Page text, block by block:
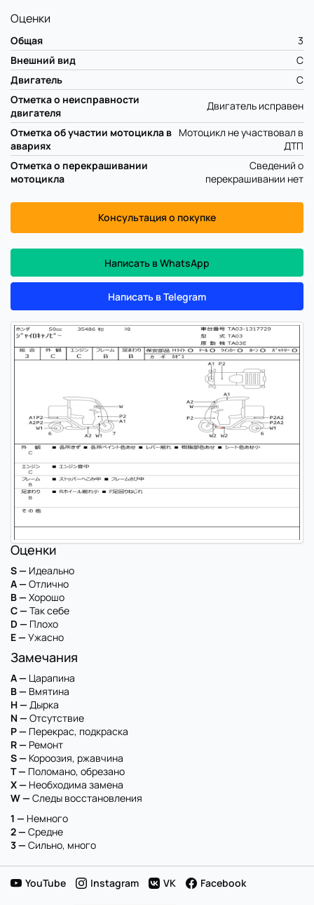
Оценки
Общая
3
Внешний вид
C
Двигатель
C
Отметка о неисправности
двигателя
Двигатель исправен
Отметка об участии мотоцикла в
авариях
Мотоцикл не участвовал в
ДТП
Отметка о перекрашивании
мотоцикла
Сведений о
перекрашивании нет
Консультация о покупке
Написать в WhatsApp
Написать в Telegram
Оценки
S — Идеально
A — Отлично
B — Хорошо
C — Так себе
D — Плохо
E — Ужасно
Замечания
A — Царапина
B — Вмятина
H — Дырка
N — Отсутствие
P — Перекрас, подкраска
R — Ремонт
S — Короозия, ржавчина
T — Поломано, обрезано
X — Необходима замена
W — Следы восстановления
1 — Немного
2 — Средне
3 — Сильно, много
YouTube Instagram VK Facebook